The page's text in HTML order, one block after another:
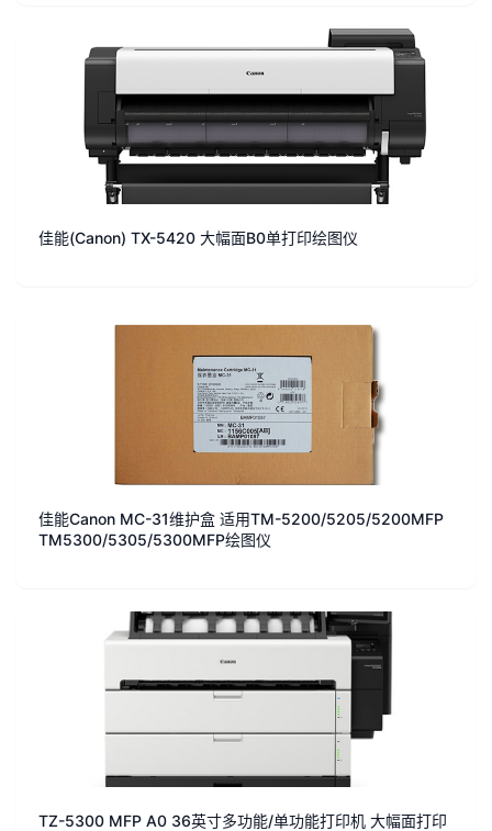
佳能(Canon) TX-5420 大幅面B0单打印绘图仪
佳能Canon MC-31维护盒 适用TM-5200/5205/5200MFP
TM5300/5305/5300MFP绘图仪
TZ-5300 MFP A0 36英寸多功能/单功能打印机 大幅面打印